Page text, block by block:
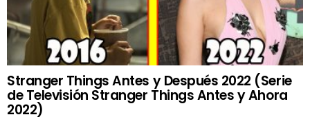
Stranger Things Antes y Después 2022 (Serie
de Televisión Stranger Things Antes y Ahora
2022)